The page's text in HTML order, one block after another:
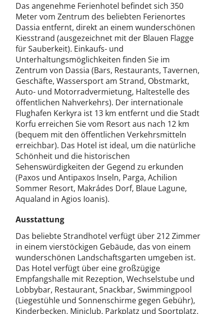
Das angenehme Ferienhotel befindet sich 350
Meter vom Zentrum des beliebten Ferienortes
Dassia entfernt, direkt an einem wunderschönen
Kiesstrand (ausgezeichnet mit der Blauen Flagge
für Sauberkeit). Einkaufs- und
Unterhaltungsmöglichkeiten finden Sie im
Zentrum von Dassia (Bars, Restaurants, Tavernen,
Geschäfte, Wassersport am Strand, Obstmarkt,
Auto- und Motorradvermietung, Haltestelle des
öffentlichen Nahverkehrs). Der internationale
Flughafen Kerkyra ist 13 km entfernt und die Stadt
Korfu erreichen Sie vom Resort aus nach 12 km
(bequem mit den öffentlichen Verkehrsmitteln
erreichbar). Das Hotel ist ideal, um die natürliche
Schönheit und die historischen
Sehenswürdigkeiten der Gegend zu erkunden
(Paxos und Antipaxos Inseln, Parga, Achilion
Sommer Resort, Makrádes Dorf, Blaue Lagune,
Aqualand in Agios Ioanis).
Ausstattung
Das beliebte Strandhotel verfügt über 212 Zimmer
in einem vierstöckigen Gebäude, das von einem
wunderschönen Landschaftsgarten umgeben ist.
Das Hotel verfügt über eine großzügige
Empfangshalle mit Rezeption, Wechselstube und
Lobbybar, Restaurant, Snackbar, Swimmingpool
(Liegestühle und Sonnenschirme gegen Gebühr),
Kinderbecken, Miniclub, Parkplatz und Sportplatz.